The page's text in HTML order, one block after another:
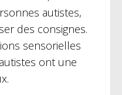
autistes,
des consignes.
sensorielles
ont une